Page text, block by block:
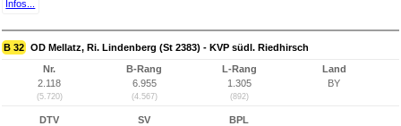
Infos...
B 32 OD Mellatz, Ri. Lindenberg (St 2383) - KVP südl. Riedhirsch
Nr.
2.118
(5.720)
B-Rang
6.955
(4.567)
L-Rang
1.305
(892)
Land
BY
DTV
SV
BPL